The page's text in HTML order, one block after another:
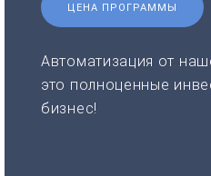
ЦЕНА ПРОГРАММЫ
Автоматизация от
это полноценные
бизнес!